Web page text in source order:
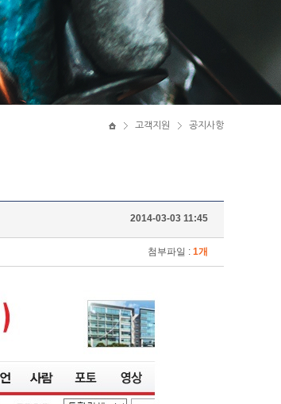
고객지원 공지사항
2014-03-03 11:45
첨부파일 : 1개